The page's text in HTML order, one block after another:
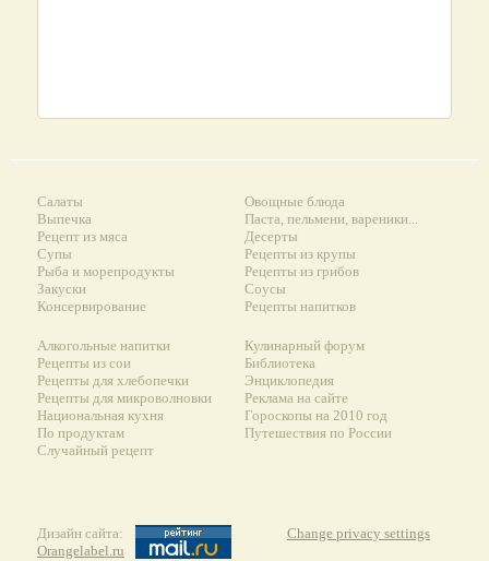
Салаты
Выпечка
Рецепт из мяса
Супы
Рыба и морепродукты
Закуски
Консервирование
Овощные блюда
Паста, пельмени, вареники...
Десерты
Рецепты из крупы
Рецепты из грибов
Соусы
Рецепты напитков
Алкогольные напитки
Рецепты из сои
Рецепты для хлебопечки
Рецепты для микроволновки
Национальная кухня
По продуктам
Случайный рецепт
Кулинарный форум
Библиотека
Энциклопедия
Реклама на сайте
Гороскопы на 2010 год
Путешествия по России
Дизайн сайта:
Orangelabel.ru
Change privacy settings